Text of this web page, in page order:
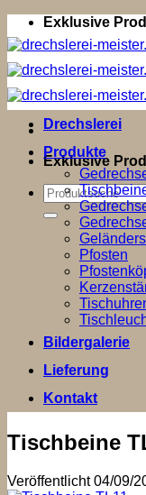
Zum
Inhalt
springen
Exklusive
Exklusive
Suchen
nach:
Drechslerei
Produkte
Pfosten
Bildergalerie
Lieferung
Kontakt
Tischbeine
Veröffentlicht04/09/